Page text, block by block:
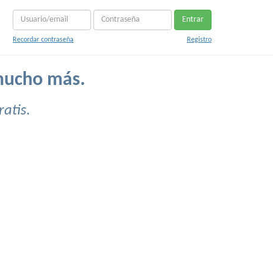
Entrar
Recordar contraseña Registro
más.